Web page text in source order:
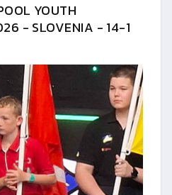
YOUTH
- SLOVENIA - 14-1